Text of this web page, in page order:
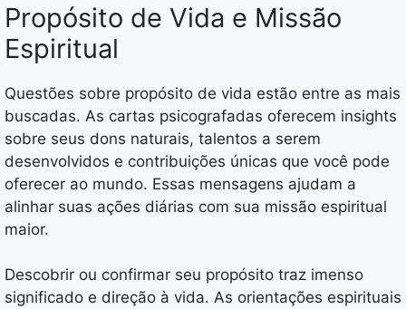
Propósito de Vida e Missão
Espiritual
Questões sobre propósito de vida estão entre as mais
buscadas. As cartas psicografadas oferecem insights
sobre seus dons naturais, talentos a serem
desenvolvidos e contribuições únicas que você pode
oferecer ao mundo. Essas mensagens ajudam a
alinhar suas ações diárias com sua missão espiritual
maior.
Descobrir ou confirmar seu propósito traz imenso
significado e direção à vida. As orientações espirituais